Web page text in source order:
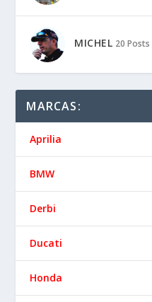
MICHEL 20 Posts
MARCAS:
Aprilia
BMW
Derbi
Ducati
Honda